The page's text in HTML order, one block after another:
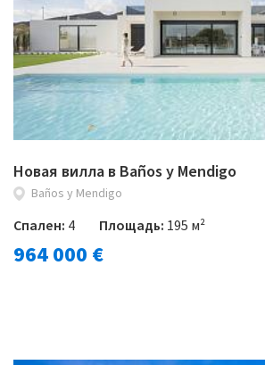
Новая вилла в Baños y Mendigo
Baños y Mendigo
Спален: 4 Площадь: 195 м²
964 000 €